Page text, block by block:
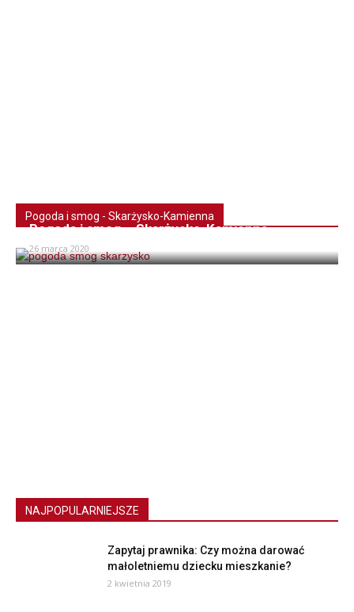
Pogoda i smog - Skarżysko-Kamienna
Pogoda i smog – Skarżysko-Kamienna
26 marca 2020
NAJPOPULARNIEJSZE
Zapytaj prawnika: Czy można darować
małoletniemu dziecku mieszkanie?
2 kwietnia 2019